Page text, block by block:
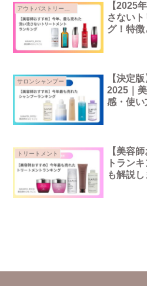
【2025
さない
グ！特
サロンシャンプー
【決定
2025｜
感・使い
トリートメント
【美容
トラン
も解説